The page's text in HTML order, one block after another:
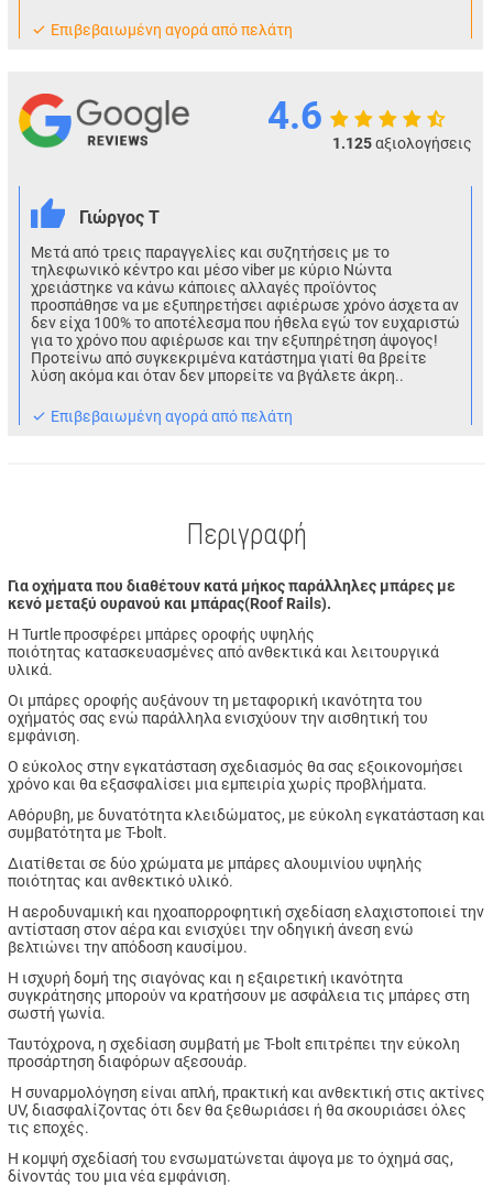
Eπιβεβαιωμένη αγορά από πελάτη
4.6
1.125αξιολογήσεις
Γιώργος Τ
Μετά από τρεις παραγγελίες και συζητήσεις με το
τηλεφωνικό κέντρο και μέσο viber με κύριο Νώντα
χρειάστηκε να κάνω κάποιες αλλαγές προϊόντος
προσπάθησε να με εξυπηρετήσει αφιέρωσε χρόνο άσχετα αν
δεν είχα 100% το αποτέλεσμα που ήθελα εγώ τον ευχαριστώ
για το χρόνο που αφιέρωσε και την εξυπηρέτηση άψογος!
Προτείνω από συγκεκριμένα κατάστημα γιατί θα βρείτε
λύση ακόμα και όταν δεν μπορείτε να βγάλετε άκρη..
Eπιβεβαιωμένη αγορά από πελάτη
Περιγραφή
Για οχήματα που διαθέτουν κατά μήκος παράλληλες μπάρες με
κενό μεταξύ ουρανού και μπάρας(Roof Rails).
Η Turtle προσφέρει μπάρες οροφής υψηλής
ποιότητας κατασκευασμένες από ανθεκτικά και λειτουργικά
υλικά.
Οι μπάρες οροφής αυξάνουν τη μεταφορική ικανότητα του
οχήματός σας ενώ παράλληλα ενισχύουν την αισθητική του
εμφάνιση.
Ο εύκολος στην εγκατάσταση σχεδιασμός θα σας εξοικονομήσει
χρόνο και θα εξασφαλίσει μια εμπειρία χωρίς προβλήματα.
Αθόρυβη, με δυνατότητα κλειδώματος, με εύκολη εγκατάσταση και
συμβατότητα με T-bolt.
Διατίθεται σε δύο χρώματα με μπάρες αλουμινίου υψηλής
ποιότητας και ανθεκτικό υλικό.
Η αεροδυναμική και ηχοαπορροφητική σχεδίαση ελαχιστοποιεί την
αντίσταση στον αέρα και ενισχύει την οδηγική άνεση ενώ
βελτιώνει την απόδοση καυσίμου.
Η ισχυρή δομή της σιαγόνας και η εξαιρετική ικανότητα
συγκράτησης μπορούν να κρατήσουν με ασφάλεια τις μπάρες στη
σωστή γωνία.
Ταυτόχρονα, η σχεδίαση συμβατή με T-bolt επιτρέπει την εύκολη
προσάρτηση διαφόρων αξεσουάρ.
Η συναρμολόγηση είναι απλή, πρακτική και ανθεκτική στις ακτίνες
UV, διασφαλίζοντας ότι δεν θα ξεθωριάσει ή θα σκουριάσει όλες
τις εποχές.
Η κομψή σχεδίασή του ενσωματώνεται άψογα με το όχημά σας,
δίνοντάς του μια νέα εμφάνιση.